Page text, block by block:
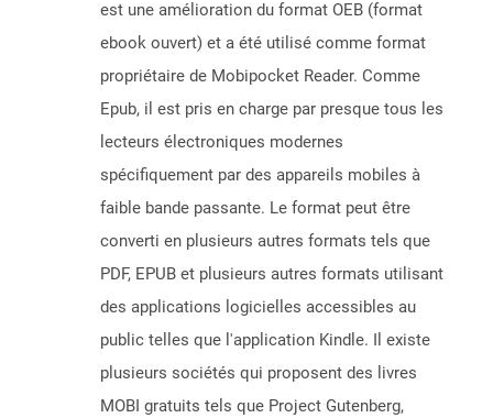
est une amélioration du format OEB (format
ebook ouvert) et a été utilisé comme format
propriétaire de Mobipocket Reader. Comme
Epub, il est pris en charge par presque tous les
lecteurs électroniques modernes
spécifiquement par des appareils mobiles à
faible bande passante. Le format peut être
converti en plusieurs autres formats tels que
PDF, EPUB et plusieurs autres formats utilisant
des applications logicielles accessibles au
public telles que l'application Kindle. Il existe
plusieurs sociétés qui proposent des livres
MOBI gratuits tels que Project Gutenberg,